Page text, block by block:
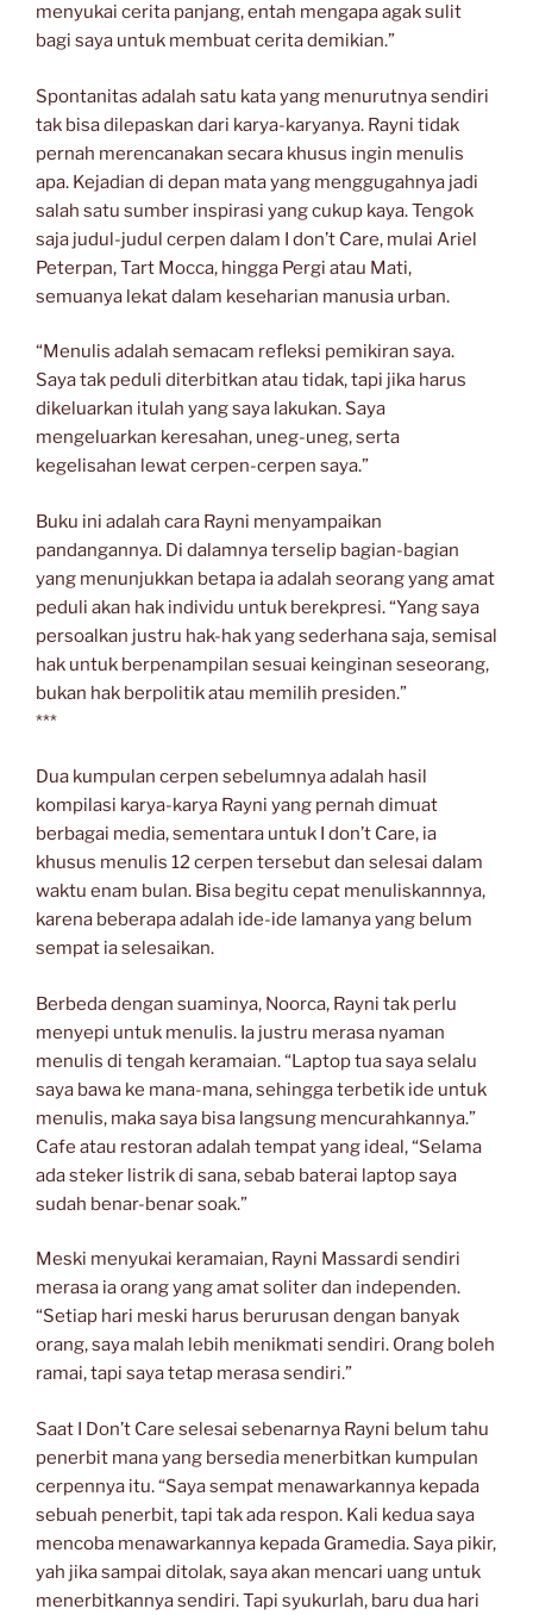
menyukai cerita panjang, entah mengapa agak sulit
bagi saya untuk membuat cerita demikian.”
Spontanitas adalah satu kata yang menurutnya sendiri
tak bisa dilepaskan dari karya-karyanya. Rayni tidak
pernah merencanakan secara khusus ingin menulis
apa. Kejadian di depan mata yang menggugahnya jadi
salah satu sumber inspirasi yang cukup kaya. Tengok
saja judul-judul cerpen dalam I don’t Care, mulai Ariel
Peterpan, Tart Mocca, hingga Pergi atau Mati,
semuanya lekat dalam keseharian manusia urban.
“Menulis adalah semacam refleksi pemikiran saya.
Saya tak peduli diterbitkan atau tidak, tapi jika harus
dikeluarkan itulah yang saya lakukan. Saya
mengeluarkan keresahan, uneg-uneg, serta
kegelisahan lewat cerpen-cerpen saya.”
Buku ini adalah cara Rayni menyampaikan
pandangannya. Di dalamnya terselip bagian-bagian
yang menunjukkan betapa ia adalah seorang yang amat
peduli akan hak individu untuk berekpresi. “Yang saya
persoalkan justru hak-hak yang sederhana saja, semisal
hak untuk berpenampilan sesuai keinginan seseorang,
bukan hak berpolitik atau memilih presiden.”
***
Dua kumpulan cerpen sebelumnya adalah hasil
kompilasi karya-karya Rayni yang pernah dimuat
berbagai media, sementara untuk I don’t Care, ia
khusus menulis 12 cerpen tersebut dan selesai dalam
waktu enam bulan. Bisa begitu cepat menuliskannnya,
karena beberapa adalah ide-ide lamanya yang belum
sempat ia selesaikan.
Berbeda dengan suaminya, Noorca, Rayni tak perlu
menyepi untuk menulis. Ia justru merasa nyaman
menulis di tengah keramaian. “Laptop tua saya selalu
saya bawa ke mana-mana, sehingga terbetik ide untuk
menulis, maka saya bisa langsung mencurahkannya.”
Cafe atau restoran adalah tempat yang ideal, “Selama
ada steker listrik di sana, sebab baterai laptop saya
sudah benar-benar soak.”
Meski menyukai keramaian, Rayni Massardi sendiri
merasa ia orang yang amat soliter dan independen.
“Setiap hari meski harus berurusan dengan banyak
orang, saya malah lebih menikmati sendiri. Orang boleh
ramai, tapi saya tetap merasa sendiri.”
Saat I Don’t Care selesai sebenarnya Rayni belum tahu
penerbit mana yang bersedia menerbitkan kumpulan
cerpennya itu. “Saya sempat menawarkannya kepada
sebuah penerbit, tapi tak ada respon. Kali kedua saya
mencoba menawarkannya kepada Gramedia. Saya pikir,
yah jika sampai ditolak, saya akan mencari uang untuk
menerbitkannya sendiri. Tapi syukurlah, baru dua hari